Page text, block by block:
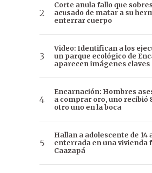
Corte anula fallo que
acusado de matar a su
enterrar cuerpo
Video: Identifican a los
un parque ecológico de
aparecen imágenes claves
Encarnación: Hombres
a comprar oro, uno recibió
otro uno en la boca
Hallan a adolescente de 14
enterrada en una vivienda
Caazapá